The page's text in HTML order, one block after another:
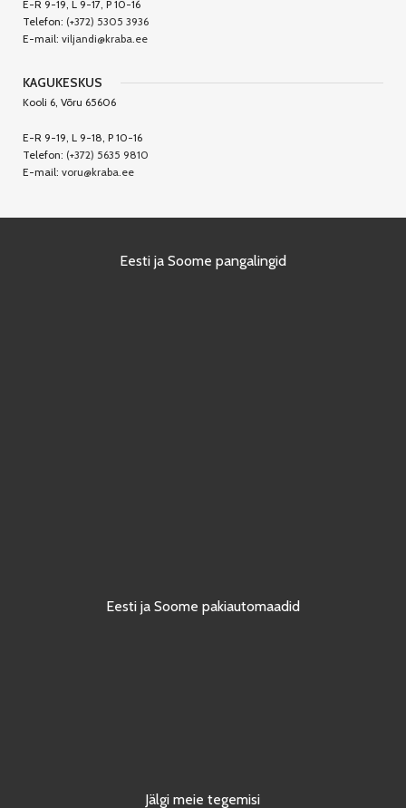
E-R 9-19, L 9-17, P 10-16
Telefon: (+372) 5305 3936
E-mail: viljandi@kraba.ee
KAGUKESKUS
Kooli 6, Võru 65606
E-R 9-19, L 9-18, P 10-16
Telefon: (+372) 5635 9810
E-mail: voru@kraba.ee
Eesti ja Soome pangalingid
Eesti ja Soome pakiautomaadid
Jälgi meie tegemisi